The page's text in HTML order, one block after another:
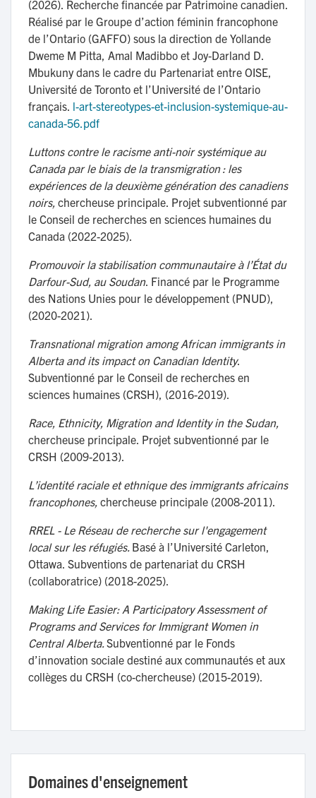
(2026). Recherche financée par Patrimoine canadien.
Réalisé par le Groupe d’action féminin francophone
de l’Ontario (GAFFO) sous la direction de Yollande
Dweme M Pitta, Amal Madibbo et Joy-Darland D.
Mbukuny dans le cadre du Partenariat entre OISE,
Université de Toronto et l’Université de l’Ontario
français. l-art-stereotypes-et-inclusion-systemique-au-
canada-56.pdf
Luttons contre le racisme anti-noir systémique au
Canada par le biais de la transmigration : les
expériences de la deuxième génération des canadiens
noirs, chercheuse principale. Projet subventionné par
le Conseil de recherches en sciences humaines du
Canada (2022-2025).
Promouvoir la stabilisation communautaire à l’État du
Darfour-Sud, au Soudan. Financé par le Programme
des Nations Unies pour le développement (PNUD),
(2020-2021).
Transnational migration among African immigrants in
Alberta and its impact on Canadian Identity.
Subventionné par le Conseil de recherches en
sciences humaines (CRSH), (2016-2019).
Race, Ethnicity, Migration and Identity in the Sudan,
chercheuse principale. Projet subventionné par le
CRSH (2009-2013).
L’identité raciale et ethnique des immigrants africains
francophones, chercheuse principale (2008-2011).
RREL - Le Réseau de recherche sur l'engagement
local sur les réfugiés. Basé à l’Université Carleton,
Ottawa. Subventions de partenariat du CRSH
(collaboratrice) (2018-2025).
Making Life Easier: A Participatory Assessment of
Programs and Services for Immigrant Women in
Central Alberta. Subventionné par le Fonds
d’innovation sociale destiné aux communautés et aux
collèges du CRSH (co-chercheuse) (2015-2019).
Domaines d'enseignement